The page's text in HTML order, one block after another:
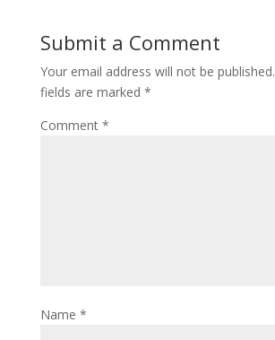
Submit a Comment
Your email address will not be published.
fields are marked *
Comment *
Name *